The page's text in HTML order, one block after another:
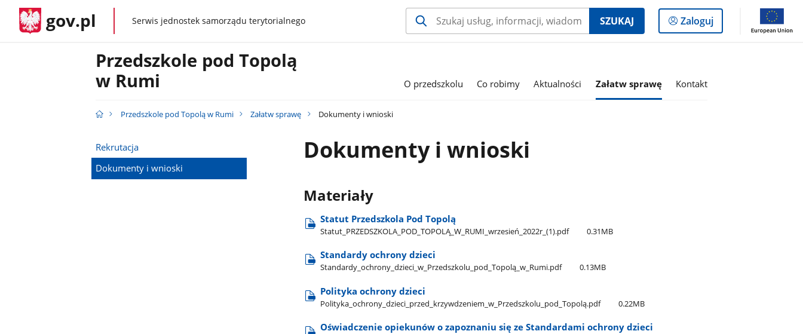
gov.pl gov.plSerwis jednostek samorządu terytorialnego SZUKAJ
Logowanie
do
Zaloguj
Przedszkole pod Topolą
w Rumi
O przedszkolu Co robimy Aktualności Załatw sprawę Kontakt
Przedszkole pod Topolą w Rumi Załatw sprawę Dokumenty i wnioski
Rekrutacja
Dokumenty i wnioski
Dokumenty i wnioski
Materiały
Statut Przedszkola Pod Topolą
Statut​_PRZEDSZKOLA​_POD​_TOPOLĄ​_W​_RUMI​_wrzesień​_2022r​_(1).pdf 0.31MB
Standardy ochrony dzieci
Standardy​_ochrony​_dzieci​_w​_Przedszkolu​_pod​_Topolą​_w​_Rumi.pdf 0.13MB
Polityka ochrony dzieci
Polityka​_ochrony​_dzieci​_przed​_krzywdzeniem​_w​_Przedszkolu​_pod​_Topolą.pdf 0.22MB
Oświadczenie opiekunów o zapoznaniu się ze Standardami ochrony dzieci